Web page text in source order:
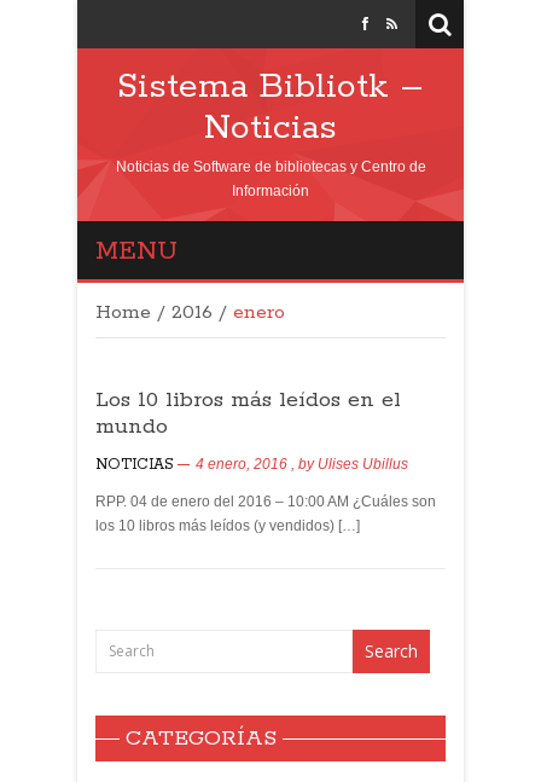
Sistema Bibliotk –
Noticias
Noticias de Software de bibliotecas y Centro de
Información
MENU
Home / 2016 / enero
Los 10 libros más leídos en el
mundo
NOTICIAS 4 enero, 2016 , by Ulises Ubillus
RPP. 04 de enero del 2016 – 10:00 AM ¿Cuáles son
los 10 libros más leídos (y vendidos) […]
CATEGORÍAS